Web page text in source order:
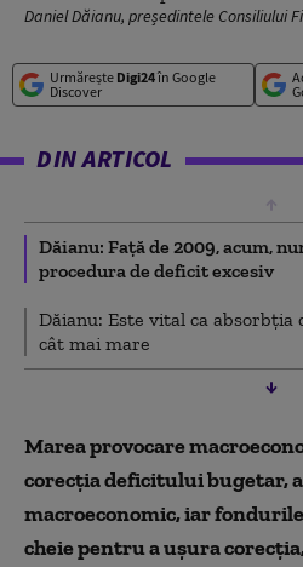
Daniel Dăianu, președintele Consiliului
Urmărește Digi24în Google
Discover
DIN ARTICOL
Dăianu: Față de 2009, acum,
procedura de deficit excesiv
Dăianu: Este vital ca absorbţia
cât mai mare
Marea provocare
corecţia deficitului bugetar,
macroeconomic, iar
cheie pentru a uşura